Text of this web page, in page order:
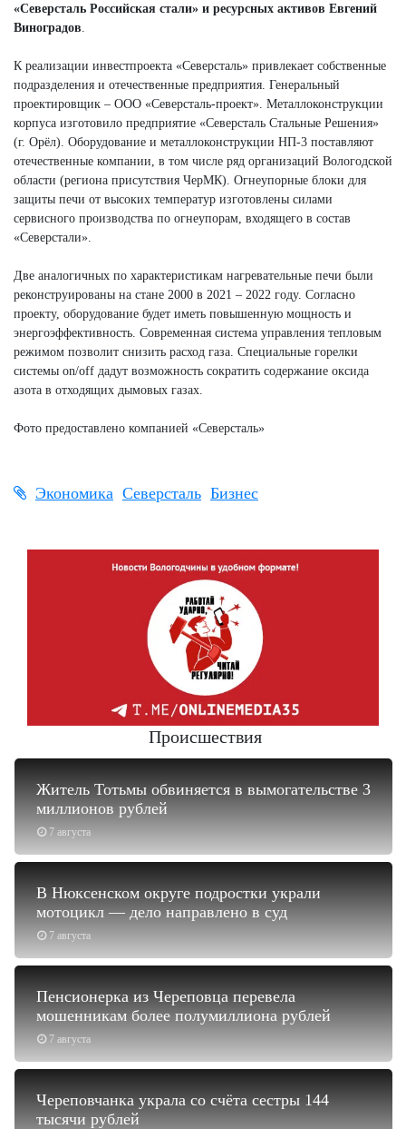
«Северсталь Российская стали» и ресурсных активов Евгений
Виноградов
К реализации инвестпроекта «Северсталь» привлекает собственные
подразделения и отечественные предприятия. Генеральный
проектировщик – ООО «Северсталь-проект». Металлоконструкции
корпуса изготовило предприятие «Северсталь Стальные Решения»
(г. Орёл). Оборудование и металлоконструкции НП-3 поставляют
отечественные компании, в том числе ряд организаций Вологодской
области (региона присутствия ЧерМК). Огнеупорные блоки для
защиты печи от высоких температур изготовлены силами
сервисного производства по огнеупорам, входящего в состав
«Северстали».
Две аналогичных по характеристикам нагревательные печи были
реконструированы на стане 2000 в 2021 – 2022 году. Согласно
проекту, оборудование будет иметь повышенную мощность и
энергоэффективность. Современная система управления тепловым
режимом позволит снизить расход газа. Специальные горелки
системы on/off дадут возможность сократить содержание оксида
азота в отходящих дымовых газах.
Фото предоставлено компанией «Северсталь»
Экономика Северсталь Бизнес
Происшествия
7 августа
Житель Тотьмы обвиняется в вымогательстве 3
миллионов рублей
7 августа
В Нюксенском округе подростки украли
мотоцикл — дело направлено в суд
7 августа
Пенсионерка из Череповца перевела
мошенникам более полумиллиона рублей
Череповчанка украла со счёта сестры 144
тысячи рублей